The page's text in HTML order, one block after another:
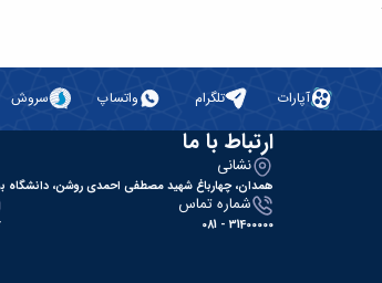
آپارات تلگرام واتساپ سروش
ارتباط با ما
نشانی
همدان، چهارباغ شهید مصطفی احمدی روشن، دانشگاه
شماره تماس
31400000 - 081